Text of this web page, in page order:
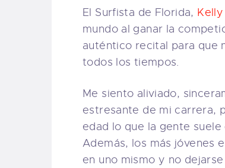
El Surfista de Florida,
mundo al ganar la
auténtico recital para que
todos los tiempos.
Me siento aliviado,
estresante de mi carrera,
edad lo que la gente
Además, los más jóvenes
en uno mismo y no